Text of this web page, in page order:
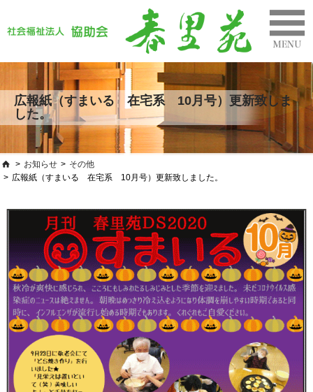
広報紙（すまいる 在宅系 10月号）更新致しま
した。
> お知らせ > その他
> 広報紙（すまいる 在宅系 10月号）更新致しました。